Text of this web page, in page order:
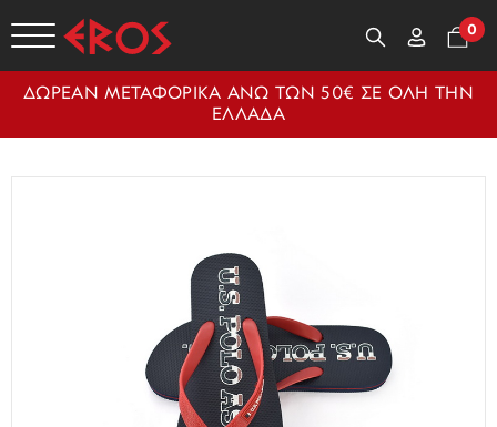
0
ΔΩΡΕΑΝ ΜΕΤΑΦΟΡΙΚΑ ΑΝΩ ΤΩΝ 50€ ΣΕ ΟΛΗ ΤΗΝ
ΕΛΛΑΔΑ